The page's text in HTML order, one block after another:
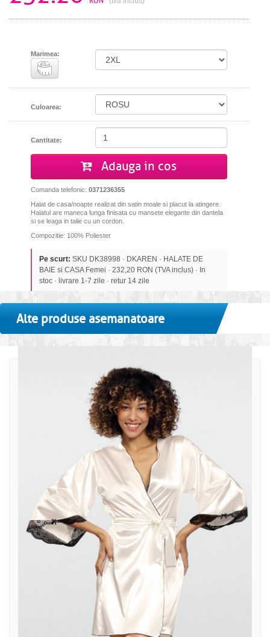
Marimea:
Culoarea:
Cantitate:
Adauga in cos
Comanda telefonic: 0371236355
Halat de casa/noapte realizat din satin moale si placut la atingere.
Halatul are maneca lunga finisata cu mansete elegante din dantela
si se leaga in talie cu un cordon.
Compozitie: 100% Poliester
Pe scurt: SKU DK38998 · DKAREN · HALATE DE
BAIE si CASA Femei · 232,20 RON (TVA inclus) · In
stoc · livrare 1-7 zile · retur 14 zile
Alte produse asemanatoare